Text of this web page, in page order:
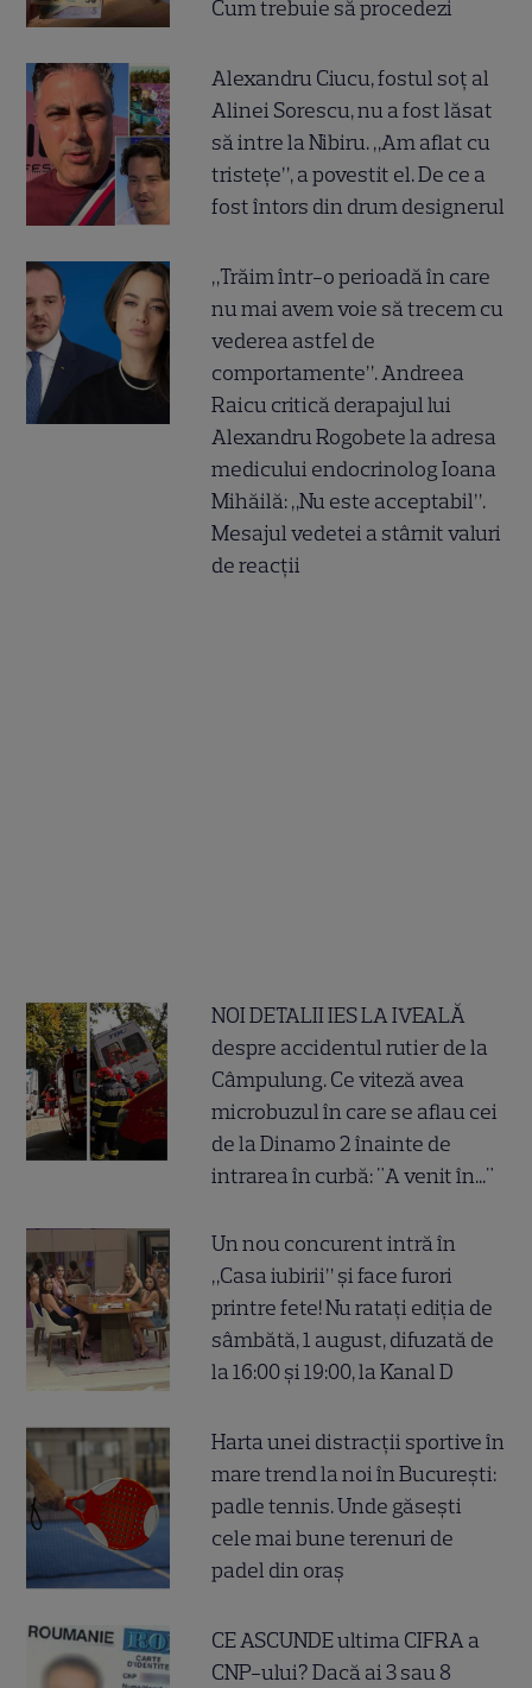
Cum trebuie să procedezi
Alexandru Ciucu, fostul soț al
Alinei Sorescu, nu a fost lăsat
să intre la Nibiru. „Am aflat cu
tristețe”, a povestit el. De ce a
fost întors din drum designerul
„Trăim într-o perioadă în care
nu mai avem voie să trecem cu
vederea astfel de
comportamente”. Andreea
Raicu critică derapajul lui
Alexandru Rogobete la adresa
medicului endocrinolog Ioana
Mihăilă: „Nu este acceptabil”.
Mesajul vedetei a stârnit valuri
de reacții
NOI DETALII IES LA IVEALĂ
despre accidentul rutier de la
Câmpulung. Ce viteză avea
microbuzul în care se aflau cei
de la Dinamo 2 înainte de
intrarea în curbă: "A venit în..."
Un nou concurent intră în
„Casa iubirii” și face furori
printre fete! Nu ratați ediția de
sâmbătă, 1 august, difuzată de
la 16:00 și 19:00, la Kanal D
Harta unei distracții sportive în
mare trend la noi în București:
padle tennis. Unde găsești
cele mai bune terenuri de
padel din oraș
CE ASCUNDE ultima CIFRA a
CNP-ului? Dacă ai 3 sau 8